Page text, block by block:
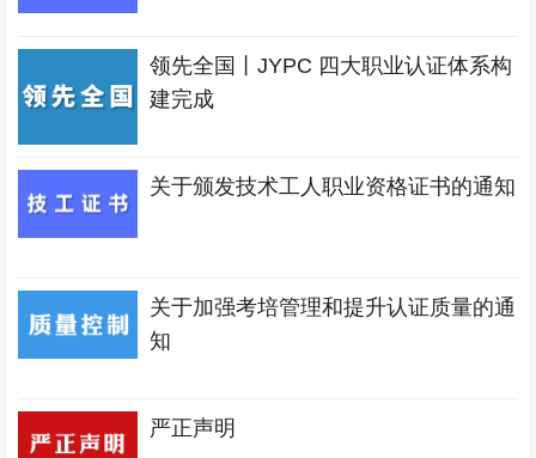
领先全国丨JYPC 四大职业认证体系构
建完成
关于颁发技术工人职业资格证书的通知
关于加强考培管理和提升认证质量的通
知
严正声明